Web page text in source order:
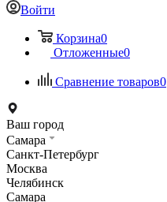
Войти
Корзина0
Отложенные0
Сравнение товаров0
Ваш город
Самара
Санкт-Петербург
Москва
Челябинск
Самара